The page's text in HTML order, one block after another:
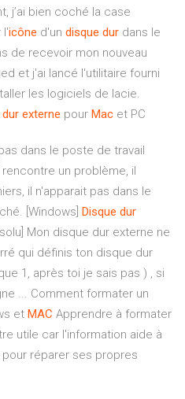
j’ai bien coché la case
l'icône d'un disque dur dans le
de recevoir mon nouveau
et j'ai lancé l'utilitaire fourni
les logiciels de lacie.
dur externe pour Mac et PC
dans le poste de travail
un problème, il
il n'apparait pas dans le
[Windows] Disque dur
Mon disque dur externe ne
qui définis ton disque dur
1, après toi je sais pas ) , si
... Comment formater un
et MAC Apprendre à formater
utile car l'information aide à
réparer ses propres